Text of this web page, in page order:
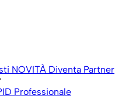
NOVITÀ Diventa Partner
Professionale